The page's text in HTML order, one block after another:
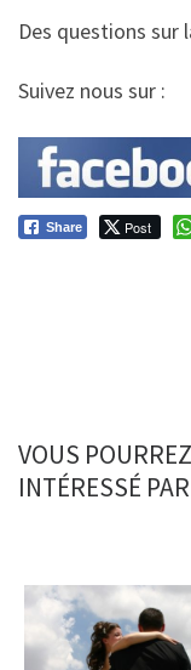
Des questions sur
Suivez nous sur :
Share Post
VOUS
INTÉRESSÉ PAR